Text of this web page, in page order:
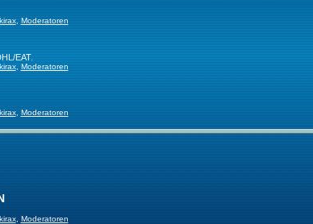
kirax, Moderatoren
EAT.
kirax, Moderatoren
kirax, Moderatoren
kirax, Moderatoren